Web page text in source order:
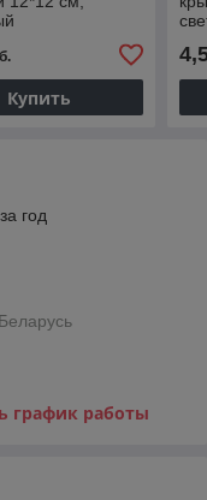
Купить
год
график работы